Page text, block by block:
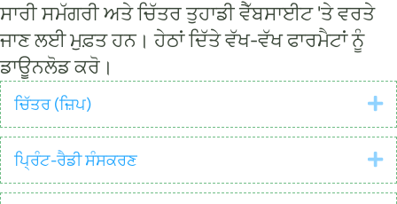
ਸਾਰੀ ਸਮੱਗਰੀ ਅਤੇ ਚਿੱਤਰ ਤੁਹਾਡੀ ਵੈੱਬਸਾਈਟ 'ਤੇ ਵਰਤੇ
ਜਾਣ ਲਈ ਮੁਫ਼ਤ ਹਨ। ਹੇਠਾਂ ਦਿੱਤੇ ਵੱਖ-ਵੱਖ ਫਾਰਮੈਟਾਂ ਨੂੰ
ਡਾਊਨਲੋਡ ਕਰੋ।
ਚਿੱਤਰ (ਜ਼ਿਪ)
ਪ੍ਰਿੰਟ-ਰੈਡੀ ਸੰਸਕਰਣ